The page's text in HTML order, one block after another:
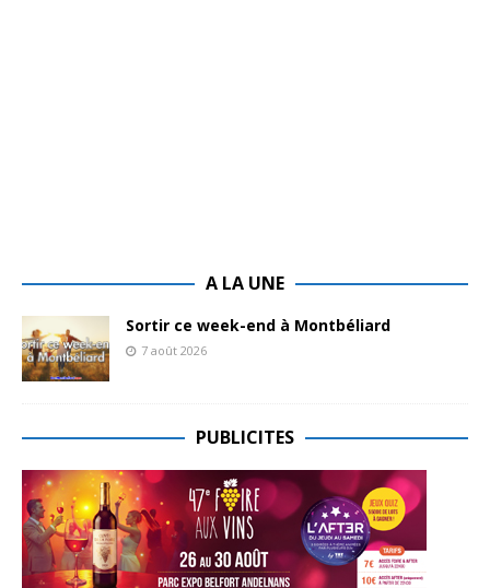
A LA UNE
Sortir ce week-end à Montbéliard
7 août 2026
PUBLICITES